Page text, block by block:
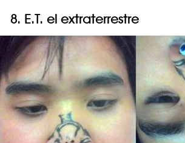
8. E.T. el extraterrestre